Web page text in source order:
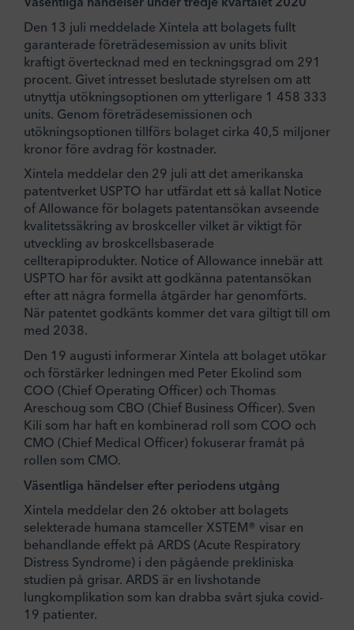
Den 13 juli meddelade Xintela att bolagets fullt
garanterade företrädesemission av units blivit
kraftigt övertecknad med en teckningsgrad om 291
procent. Givet intresset beslutade styrelsen om att
utnyttja utökningsoptionen om ytterligare 1 458 333
units. Genom företrädesemissionen och
utökningsoptionen tillförs bolaget cirka 40,5 miljoner
kronor före avdrag för kostnader.
Xintela meddelar den 29 juli att det amerikanska
patentverket USPTO har utfärdat ett så kallat Notice
of Allowance för bolagets patentansökan avseende
kvalitetssäkring av broskceller vilket är viktigt för
utveckling av broskcellsbaserade
cellterapiprodukter. Notice of Allowance innebär att
USPTO har för avsikt att godkänna patentansökan
efter att några formella åtgärder har genomförts.
När patentet godkänts kommer det vara giltigt till om
med 2038.
Den 19 augusti informerar Xintela att bolaget utökar
och förstärker ledningen med Peter Ekolind som
COO (Chief Operating Officer) och Thomas
Areschoug som CBO (Chief Business Officer). Sven
Kili som har haft en kombinerad roll som COO och
CMO (Chief Medical Officer) fokuserar framåt på
rollen som CMO.
Väsentliga händelser efter periodens utgång
Xintela meddelar den 26 oktober att bolagets
selekterade humana stamceller XSTEM® visar en
behandlande effekt på ARDS (Acute Respiratory
Distress Syndrome) i den pågående prekliniska
studien på grisar. ARDS är en livshotande
lungkomplikation som kan drabba svårt sjuka covid-
19 patienter.